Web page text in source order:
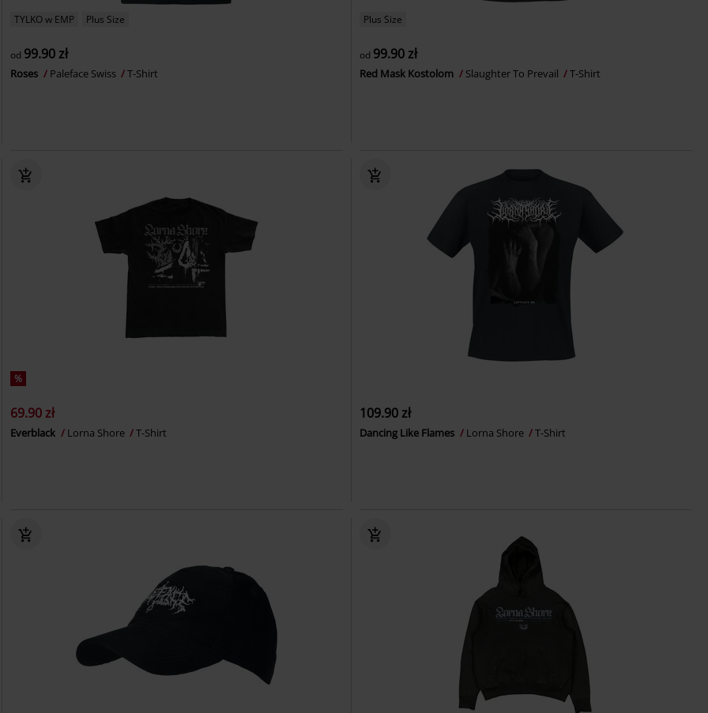
TYLKO w EMP Plus Size
od 99.90 zł
Roses Paleface Swiss T-Shirt
Plus Size
od 99.90 zł
Red Mask Kostolom Slaughter To Prevail T-Shirt
%
69.90 zł
Everblack Lorna Shore T-Shirt
109.90 zł
Dancing Like Flames Lorna Shore T-Shirt